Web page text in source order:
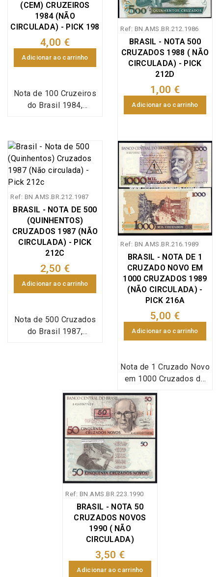
(CEM) CRUZEIROS
1984 (NÃO
CIRCULADA) - PICK 198
4,00 €
Adicionar ao carrinho
Nota de 100 Cruzeiros
do Brasil 1984,
Ref: BN.AMS.BR.212.1986
BRASIL - NOTA 500
CRUZADOS 1988 ( NÃO
CIRCULADA) - PICK
212D
1,00 €
Adicionar ao carrinho
Ref: BN.AMS.BR.212.1987
BRASIL - NOTA DE 500
(QUINHENTOS)
CRUZADOS 1987 (NÃO
CIRCULADA) - PICK
212C
2,50 €
Adicionar ao carrinho
Nota de 500 Cruzados
do Brasil 1987,
Ref: BN.AMS.BR.216.1989
BRASIL - NOTA DE 1
CRUZADO NOVO EM
1000 CRUZADOS 1989
(NÃO CIRCULADA) -
PICK 216A
5,00 €
Adicionar ao carrinho
Nota de 1 Cruzado Novo
em 1000 Cruzados de
1989 do Brasil,
referência Pick 216a,
em estado não
circulado.
Ref: BN.AMS.BR.223.1990
BRASIL - NOTA 50
CRUZADOS NOVOS
1990 ( NÃO
CIRCULADA)
3,50 €
Adicionar ao carrinho